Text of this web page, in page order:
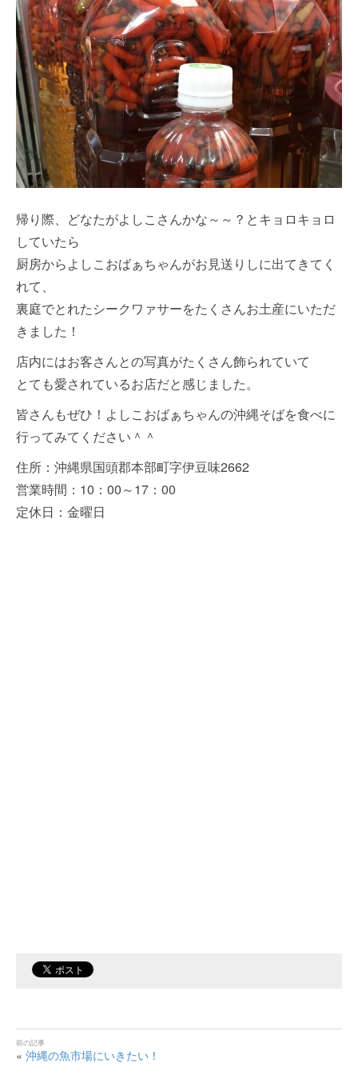
帰り際、どなたがよしこさんかな～～？とキョロキョロ
していたら
厨房からよしこおばぁちゃんがお見送りしに出てきてく
れて、
裏庭でとれたシークワァサーをたくさんお土産にいただ
きました！
店内にはお客さんとの写真がたくさん飾られていて
とても愛されているお店だと感じました。
皆さんもぜひ！よしこおばぁちゃんの沖縄そばを食べに
行ってみてください＾＾
住所：沖縄県国頭郡本部町字伊豆味2662
営業時間：10：00～17：00
定休日：金曜日
« 沖縄の魚市場にいきたい！